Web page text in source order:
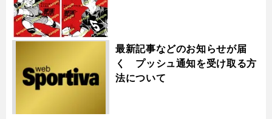
最新記事などのお知らせが届
く プッシュ通知を受け取る方
法について